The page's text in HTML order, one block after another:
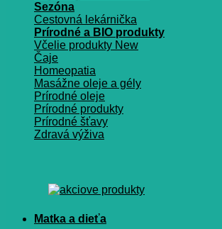
Sezóna
Cestovná lekárnička
Prírodné a BIO produkty
Včelie produkty
Čaje
Homeopatia
Masážne oleje a gély
Prírodné oleje
Prírodné produkty
Prírodné šťavy
Zdravá výživa
Matka a dieťa